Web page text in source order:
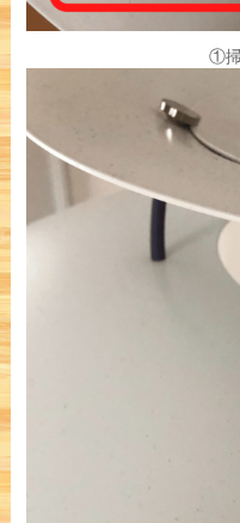
①掃